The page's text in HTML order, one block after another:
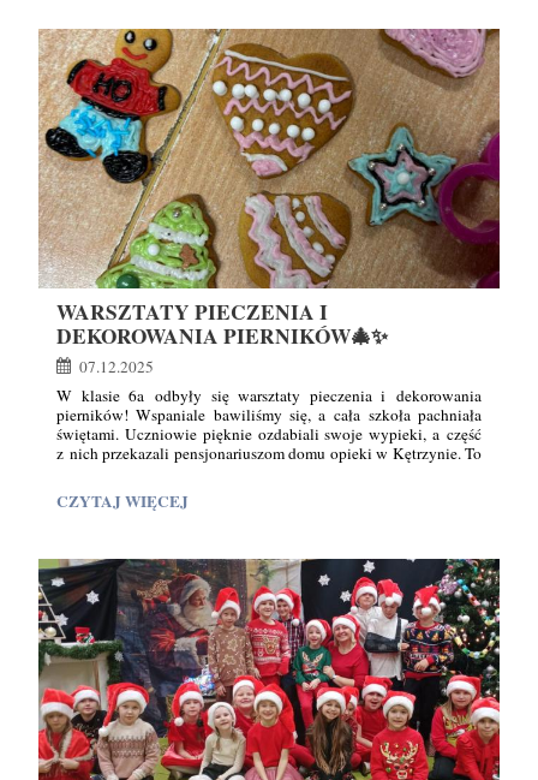
KL.
7A
W
RAMACH
AKCJI
KCK
"ODPALAMY
ŚWIĘTA"🎅🏻:
WARSZTATY PIECZENIA I
DEKOROWANIA PIERNIKÓW🎄✨
07.12.2025
W klasie 6a odbyły się warsztaty pieczenia i dekorowania
pierników! Wspaniale bawiliśmy się, a cała szkoła pachniała
świętami. Uczniowie pięknie ozdabiali swoje wypieki, a część
z nich przekazali pensjonariuszom domu opieki w Kętrzynie. To
WARSZTATY
DEKOROWANIA
PIERNIKÓW
🎄
✨:
CZYTAJ WIĘCEJ